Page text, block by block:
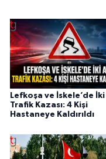
Lefkoşa ve İskele’de İki
Trafik Kazası: 4 Kişi
Hastaneye Kaldırıldı